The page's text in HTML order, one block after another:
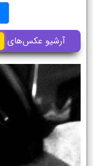
آرشیو عکس‌های